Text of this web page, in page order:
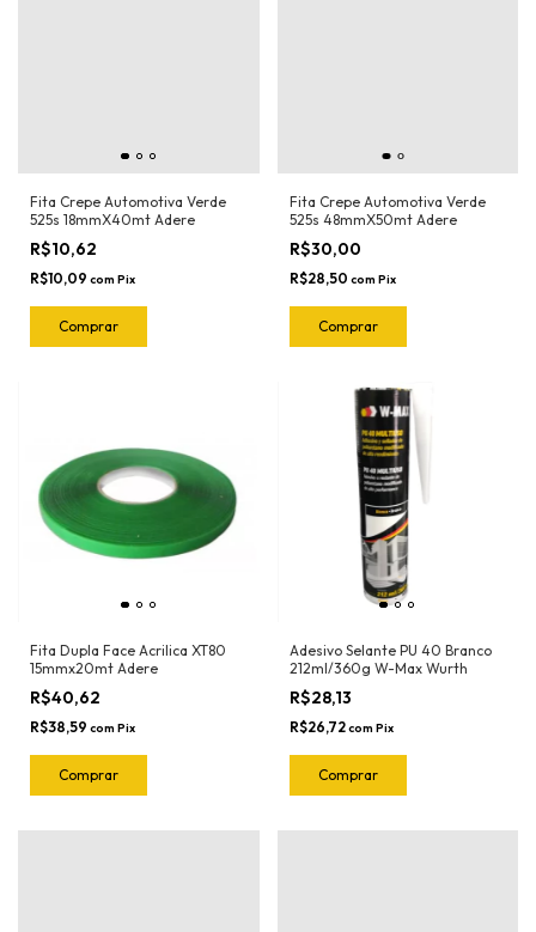
Fita Crepe Automotiva Verde
525s 18mmX40mt Adere
R$10,62
R$10,09 com Pix
Fita Crepe Automotiva Verde
525s 48mmX50mt Adere
R$30,00
R$28,50 com Pix
Fita Dupla Face Acrilica XT80
15mmx20mt Adere
R$40,62
R$38,59 com Pix
Adesivo Selante PU 40 Branco
212ml/360g W-Max Wurth
R$28,13
R$26,72com Pix